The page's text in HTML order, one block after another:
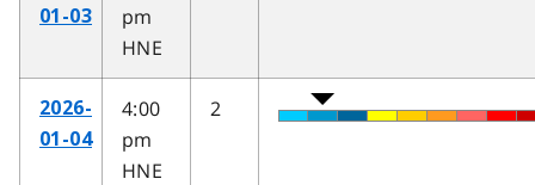
01-03
pm
HNE
2026-
01-04
4:00
pm
HNE
2